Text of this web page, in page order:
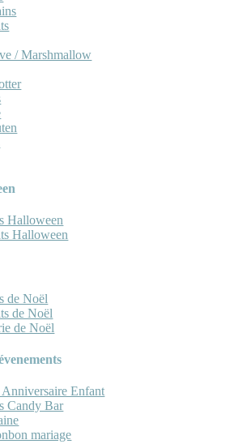
/ Marshmallow
Halloween
Halloween
de Noël
de Noël
de Noël
Enfant
Candy Bar
mariage